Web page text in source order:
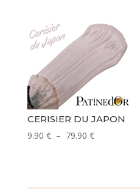
9.90 €
à
79.90 €
CERISIER DU JAPON
9.90 € – 79.90 €Plage